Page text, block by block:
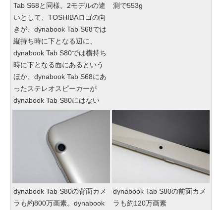
Tab S68と同様。2モデルの違
いとして、TOSHIBAロゴの向
きが、dynabook Tab S68では
縦持ち時に下となる辺に、
dynabook Tab S80では横持ち
時に下となる面にあるという
ほか、dynabook Tab S68にあ
ったステレオスピーカーが
dynabook Tab S80にはない
測で553g
dynabook Tab S80の背面カメ
ラも約800万画素。dynabook
dynabook Tab S80の前面カメ
ラも約120万画素